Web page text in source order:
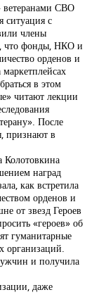
ветеранами СВО
ситуация с
члены
что фонды, НКО и
орденов и
в этом
читают лекции
После
признают в
Колотовкина
наград
как встретила
орденов и
от звезд Героев
«героев» об
гуманитарные
организаций.
и получила
даже